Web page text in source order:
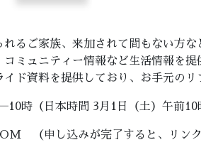
れるご家族、来加されて間もない方
ミュニティー情報など生活情報を
ド資料を提供しており、お手元のリ
時（日本時間 3月1日（土）午前10
（申し込みが完了すると、リンク